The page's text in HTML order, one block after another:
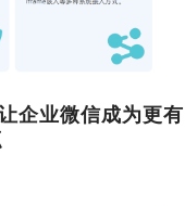
企业微信成为更有